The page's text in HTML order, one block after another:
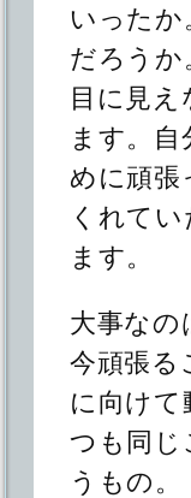
いった
だろうか
目に見
ます。
めに頑張
くれて
ます。
大事なの
今頑張る
に向け
つも同
うもの。